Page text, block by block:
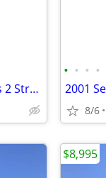
Like New 2002 Sea-Doo GTX Low Hours 2 Stroke Jet Ski
• • • •
8/6
$8,995